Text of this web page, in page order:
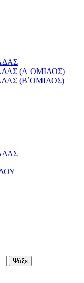
(Α΄ΟΜΙΛΟΣ)
(Β΄ΟΜΙΛΟΣ)